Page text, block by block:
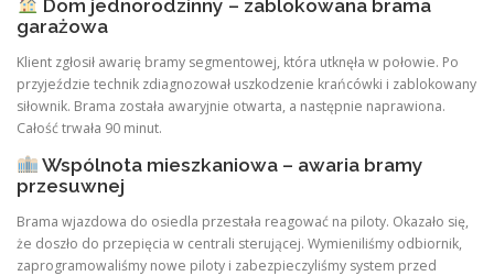
Dom jednorodzinny – zablokowana brama
garażowa
Klient zgłosił awarię bramy segmentowej, która utknęła w połowie. Po
przyjeździe technik zdiagnozował uszkodzenie krańcówki i zablokowany
siłownik. Brama została awaryjnie otwarta, a następnie naprawiona.
Całość trwała 90 minut.
Wspólnota mieszkaniowa – awaria bramy
przesuwnej
Brama wjazdowa do osiedla przestała reagować na piloty. Okazało się,
że doszło do przepięcia w centrali sterującej. Wymieniliśmy odbiornik,
zaprogramowaliśmy nowe piloty i zabezpieczyliśmy system przed